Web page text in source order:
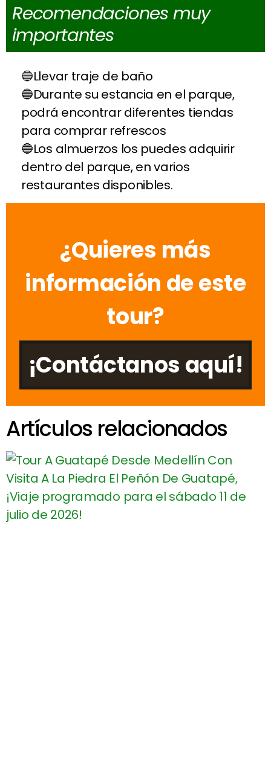
Recomendaciones muy
importantes
Llevar traje de baño
Durante su estancia en el parque,
podrá encontrar diferentes tiendas
para comprar refrescos
Los almuerzos los puedes adquirir
dentro del parque, en varios
restaurantes disponibles.
¿Quieres más
información de este
tour?
¡Contáctanos aquí!
Artículos relacionados